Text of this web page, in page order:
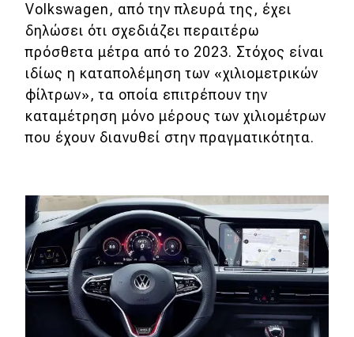
Volkswagen, από την πλευρά της, έχει
δηλώσει ότι σχεδιάζει περαιτέρω
πρόσθετα μέτρα από το 2023. Στόχος είναι
ιδίως η καταπολέμηση των «χιλιομετρικών
φίλτρων», τα οποία επιτρέπουν την
καταμέτρηση μόνο μέρους των χιλιομέτρων
που έχουν διανυθεί στην πραγματικότητα.